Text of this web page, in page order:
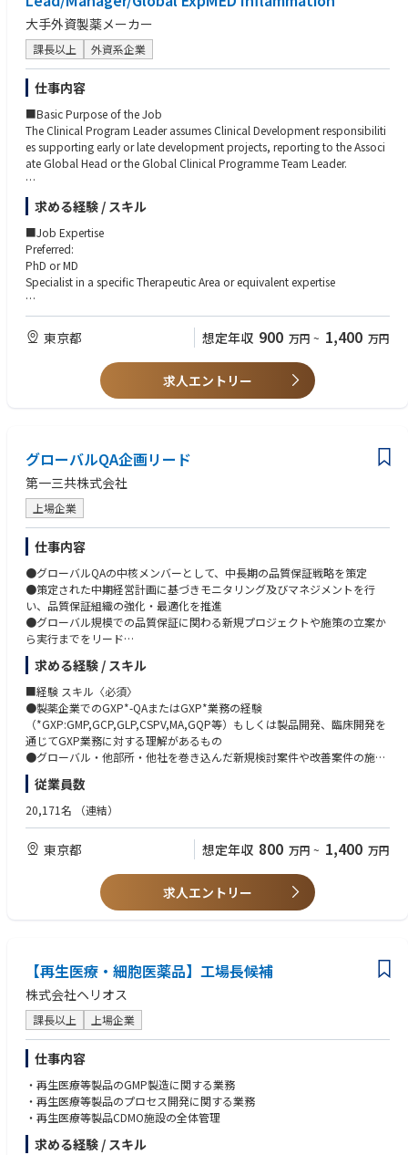
・PMDA、FDA などの他国規制当局により GMP 案査における製造現場対応
の経験
・製造データ管理、電子記録、MES 等の製造関連システムに関する知識
・英語による技術文書の読解、海外技術パートナーとのコミュニケーショ
ン経験
・海外パートナーとの製造・技術移管プロジェクト経験
大手外資製薬メーカー
課長以上 外資系企業
仕事内容
■Basic Purpose of the Job
The Clinical Program Leader assumes Clinical Development responsibiliti
es supporting early or late development projects, reporting to the Associ
ate Global Head or the Global Clinical Programme Team Leader.
The Clinical Program Leader has a medical leadership role for a project o
r a portion of a project in clinical development, usually at Start of Develo
pment through Phase I–III.
The Clinical Program Leader provides medical/scientific, technical, and
managerial direction to plans, programs, and procedures within project
and indication areas to effectively develop new compounds and/or opti
The Clinical Program Leader in Experimental Medicine Japan assumes res
ponsibility for engaging External Experts (EEs) in Japan. A core element o
f this role is identifying and engaging experts with expertise in:
・Early clinical development
arly clinical development strategy.
■Accountabilities
Clinical Development Leadership
Represents the specific Therapeutic Area on International Multidisciplinar
y Core Teams and takes clinical development responsibility for assigned
projects, including:
・Definition of Target Product Profiles (TPP)
・Clinical Development Plans (CDP)
・Pediatric Investigational Plans (PIP)
・Core Clinical Trial Protocols
・Input to Project Analysis and Data Management Plans
・Investigator's Brochure
・Medical input to Company Core Data Sheet
・Annual Safety Reports / IND Safety Reports
・Preparation for key milestones:
・Start of Development
・Proof of Clinical Principle (PoCP)
・Release of Full Development
■Related Performance Indicators
・Provides medical oversight throughout protocol development, study c
・Responsible for continuous benefit-risk assessment.
・Contributes to submission strategy and regulatory filings.
・Addresses safety issues.
Serves as Chairperson of the Global Early Clinical Development (ECD) Tea
m and/or Medical Sub-Team (MST), depending on project stage.
Responsibilities include:
Proposing team members together with the (Associate) Therapeutic Area
Head.
Representing ECD/MST on:
・Core Team
・Therapeutic Area Leadership Committee (TALC)
・Clinical Expert Committee (CEC)
・Human Pharma Steering Committee (HPSC)
求める経験 / スキル
■Job Expertise
Preferred:
PhD or MD
Specialist in a specific Therapeutic Area or equivalent expertise
■Job Impact
Responsible for the project's medical budget.
■Minimum Education / Degree Requirements
■Required Capabilities (Skills, Experience, Competencies)
PhD or MD preferred (specialist in a Therapeutic Area or equivalent) with s
trong clinical expertise.
Up to 3 years of pharmaceutical industry experience preferred.
Successful track record in planning, conducting, and publishing basic sci
ence and/or clinical research.
Strong medical and scientific leadership ability to drive high-priority proj
ects across global matrix teams, regional BI counterparts, and external p
artners.
Ability to act with composure and resilience under pressure.
Strong project management skills.
Experience interacting with regulatory authorities, international societies,
and other key stakeholders.
Strong communication and presentation skills.
Excellent cross-functional collaboration skills and ability to work effectiv
ely in virtual teams.
Ability to establish strong partnerships with top external experts, nationa
l/international societies, and other stakeholders.
Ability to engage in advanced scientific knowledge exchange.
Fluency in both Japanese and English.
東京都 想定年収 900 万円 ~ 1,400 万円
求人エントリー
グローバルQA企画リード
第一三共株式会社
上場企業
仕事内容
●グローバルQAの中核メンバーとして、中長期の品質保証戦略を策定
●策定された中期経営計画に基づきモニタリング及びマネジメントを行
い、品質保証組織の強化・最適化を推進
●グローバル規模での品質保証に関わる新規プロジェクトや施策の立案か
ら実行までをリード
●国内外のグループ会社や関連部門と連携し、横断的な課題解決やプロセ
ス改革を推進
●経営層やステークホルダーと緊密に連携し、戦略に沿った品質保証体制
の構築に貢献
≪入社後のキャリアパス≫
ジェクトのリードを担当し、QA企画職のリーダーへの育成
●強みと適性を見据え、主要QA機能のGlobal Lead/Head、海外駐在、幹
部職への登用、薬事・サプライチェーン等の他部門への活躍の場への発展
求める経験 / スキル
■経験 スキル〈必須〉
●製薬企業でのGXP*-QAまたはGXP*業務の経験
（*GXP:GMP,GCP,GLP,CSPV,MA,GQP等）もしくは製品開発、臨床開発を
通じてGXP業務に対する理解があるもの
●グローバル・他部所・他社を巻き込んだ新規検討案件や改善案件の施策
立案及びプロジェクトリードの経験
●英語力（英語での会議において、適切に応答し、自分の発言が理解・納
得されるレベル）
し、価値創造を行った経験
■経験 スキル〈尚可〉
●ITツールの開発もしくはAI等の活用による業務効率改善の経験
従業員数
20,171名 （連結）
東京都 想定年収 800 万円 ~ 1,400 万円
求人エントリー
【再生医療・細胞医薬品】工場長候補
株式会社ヘリオス
課長以上 上場企業
仕事内容
・再生医療等製品のGMP製造に関する業務
・再生医療等製品のプロセス開発に関する業務
・再生医療等製品CDMO施設の全体管理
求める経験 / スキル